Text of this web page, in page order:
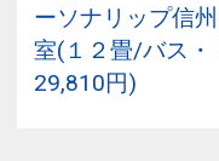
ーソナリップ信
室(１２畳/バス・
29,810円)